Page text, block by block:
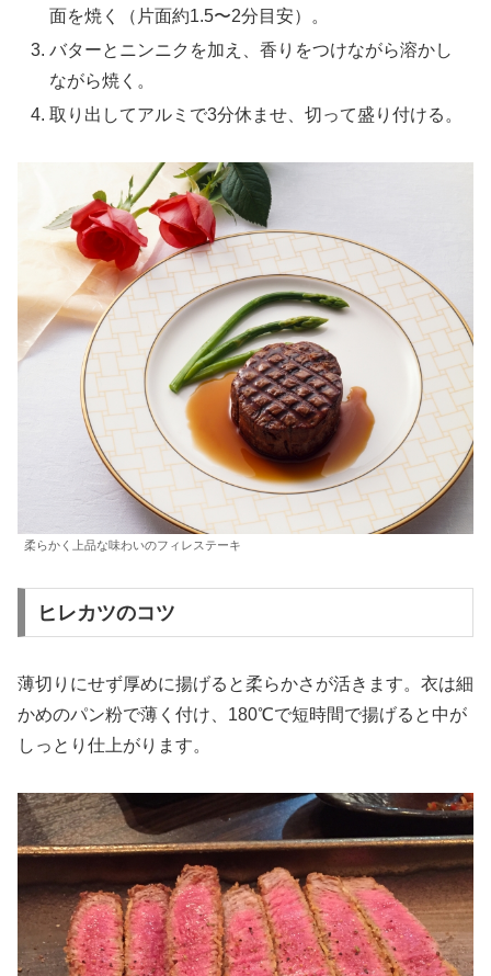
面を焼く（片面約1.5〜2分目安）。
バターとニンニクを加え、香りをつけながら溶かし
ながら焼く。
取り出してアルミで3分休ませ、切って盛り付ける。
柔らかく上品な味わいのフィレステーキ
ヒレカツのコツ
薄切りにせず厚めに揚げると柔らかさが活きます。衣は細
かめのパン粉で薄く付け、180℃で短時間で揚げると中が
しっとり仕上がります。